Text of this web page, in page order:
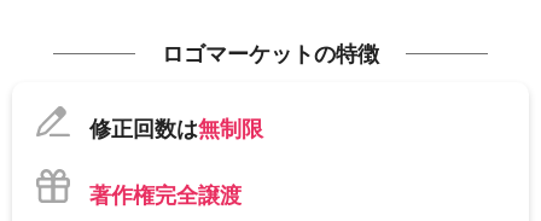
ロゴマーケットの特徴
修正回数は無制限
著作権完全譲渡